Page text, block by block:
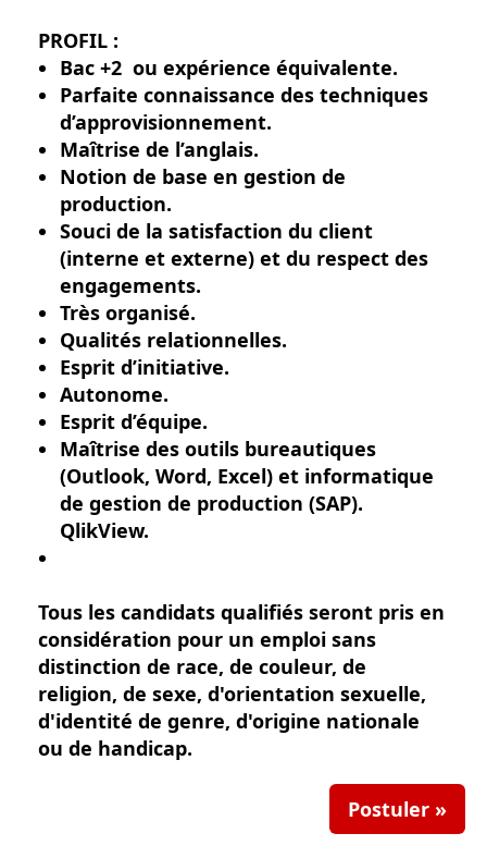
PROFIL :
Bac +2 ou expérience équivalente.
Parfaite connaissance des techniques
d’approvisionnement.
Maîtrise de l’anglais.
Notion de base en gestion de
production.
Souci de la satisfaction du client
(interne et externe) et du respect des
engagements.
Très organisé.
Qualités relationnelles.
Esprit d’initiative.
Autonome.
Esprit d’équipe.
Maîtrise des outils bureautiques
(Outlook, Word, Excel) et informatique
de gestion de production (SAP).
QlikView.
Tous les candidats qualifiés seront pris en
considération pour un emploi sans
distinction de race, de couleur, de
religion, de sexe, d'orientation sexuelle,
d'identité de genre, d'origine nationale
ou de handicap.
Postuler »